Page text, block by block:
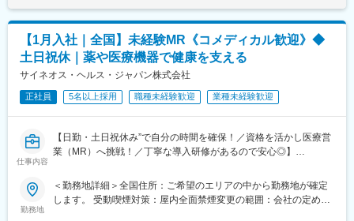
6万5千人となっています。国外だけでなく、日本の福島にも生産
工場を有しており、安定供給を図りつつ、日本の医療現場に貢献
しています。
変更の範囲：会社の定める業務
韓国セルトリオングループは、韓国株式市場KOSPIに上市してい
るバイオ医薬品を開発・製造する企業の中で、常に時価総額が
Top5のバイオ医薬品の開発及び製造技術に注力しているグループ
当社は、セルトリオングループで開発及び製造しているバイオシ
ミラー＊を含めたバイオ医薬品を日本で販売するため、セルトリ
を販売しており、今後もパイプラインを拡大していきます。
きながら、会社・個人共に成長して行くメンバーを今回募集致し
ます。
金はあくまでも目安の金額であり、選考を通じて上下する可能性
があります。月給(月額)は固定手当を含めた表記です。
【1月入社｜全国】未経験MR《コメディカル歓迎》◆
土日祝休｜薬や医療機器で健康を支える
サイネオス・ヘルス・ジャパン株式会社
正社員 5名以上採用 職種未経験歓迎 業種未経験歓迎
仕事内容
【日勤・土日祝休み”で自分の時間を確保！／資格を活かし医療営
業（MR）へ挑戦！／丁寧な導入研修があるので安心◎】
《資格と想いがあれば活躍できる！》
「誰かのためになる仕事がしたい」「社会貢献につながる仕事を
したい」という想いがあればOK！当社には、臨床経験を活かして
勤務地
＜勤務地詳細＞全国住所：ご希望のエリアの中から勤務地が確定
します。 受動喫煙対策：屋内全面禁煙変更の範囲：会社の定める